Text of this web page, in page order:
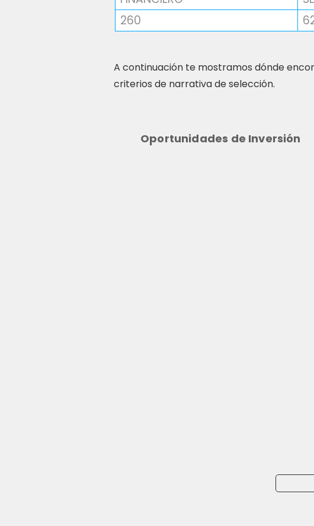
260
A continuación te mostramos dónde
criterios de narrativa de selección.
Oportunidades de Inversión